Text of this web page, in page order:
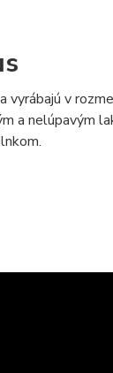
v
a nelúpavým